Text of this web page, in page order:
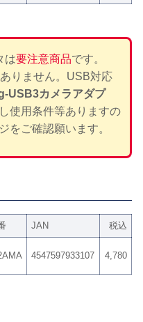
は要注意商品です。
りません。USB対応
USB3カメラアダプ
使用条件等ありますの
をご確認願います。
JAN 税込
4547597933107 4,780